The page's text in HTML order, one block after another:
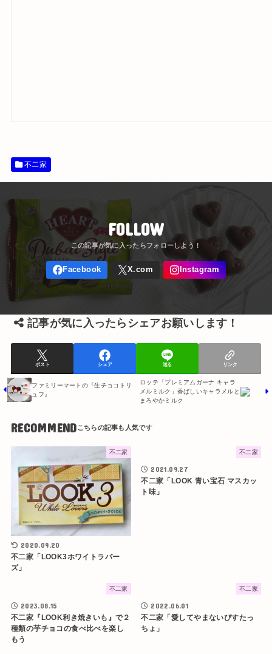
不二家
FOLLOW
記事が気に入ったらシェアお願いします！
ポスト シェア 送る リンク
ファミリーマートの『生チョコトリ
ュフ』
ロッテ「プレミアムガーナ キャラ
メルミルク」香ばしいキャラメルと
まろやかミルク
RECOMMEND
不二家
2020.09.20
不二家「LOOK3ホワイトラバー
ズ」
不二家
2021.09.27
不二家「LOOK 青い宝石 マスカッ
ト味」
不二家
2023.08.15
不二家『LOOK利き焼きいも』で２
種類の芋チョコの食べ比べを楽し
もう
不二家
2022.06.01
不二家「愛してやまないぴすたっ
ちょ」